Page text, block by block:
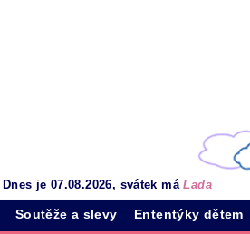
Dnes je 07.08.2026, svátek máLada
Soutěže a slevy Ententýky dětem